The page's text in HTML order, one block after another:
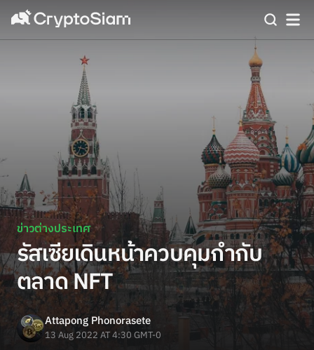
ข่าวต่างประเทศ
รัสเซียเดินหน้าควบคุมกำกับ
ตลาด NFT
Attapong Phonorasete
13 Aug 2022 AT 4:30 GMT-0